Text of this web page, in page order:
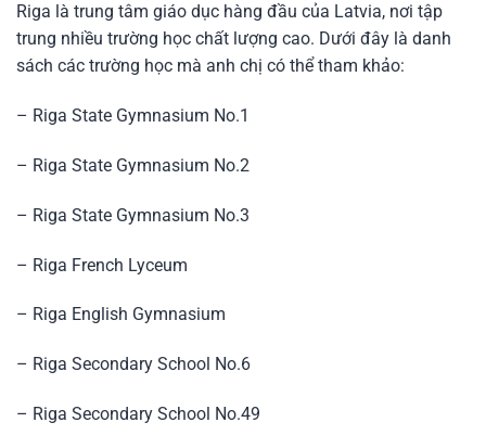
Riga là trung tâm giáo dục hàng đầu của Latvia, nơi tập
trung nhiều trường học chất lượng cao. Dưới đây là danh
sách các trường học mà anh chị có thể tham khảo:
– Riga State Gymnasium No.1
– Riga State Gymnasium No.2
– Riga State Gymnasium No.3
– Riga French Lyceum
– Riga English Gymnasium
– Riga Secondary School No.6
– Riga Secondary School No.49